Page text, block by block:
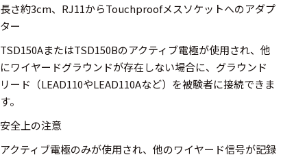
長さ約3cm、RJ11からTouchproofメスソケットへのアダプ
ター
TSD150AまたはTSD150Bのアクティブ電極が使用され、他
にワイヤードグラウンドが存在しない場合に、グラウンド
リード（LEAD110やLEAD110Aなど）を被験者に接続できま
す。
安全上の注意
アクティブ電極のみが使用され、他のワイヤード信号が記録